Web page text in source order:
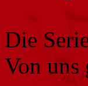
Die
Von uns